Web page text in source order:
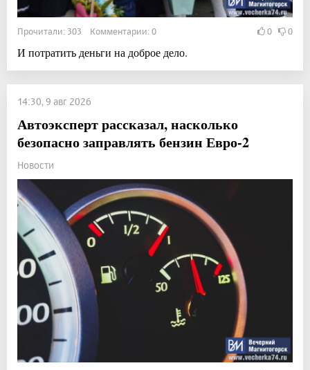
Прочитали: 303 Комментарии: 0 0 0
И потратить деньги на доброе дело.
14:30, 9 авг 2026
Автоэксперт рассказал, насколько
безопасно заправлять бензин Евро-2
Новости